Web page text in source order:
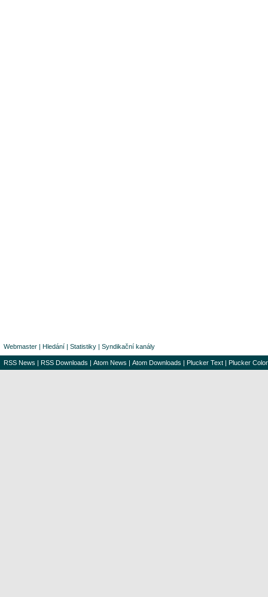
Webmaster | Hledání | Statistiky | Syndikační kanály
RSS News | RSS Downloads | Atom News | Atom Downloads | Plucker Text | Plucker Color